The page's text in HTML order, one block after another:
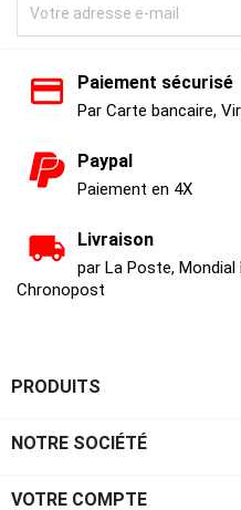
Paiement sécurisé
Par Carte bancaire,
Paypal
Paiement en 4X
Livraison
par La Poste, Mondial
Chronopost
PRODUITS
NOTRE SOCIÉTÉ
VOTRE COMPTE